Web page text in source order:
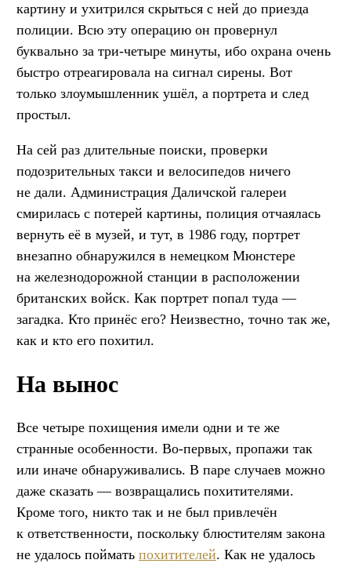
картину и ухитрился скрыться с ней до приезда
полиции. Всю эту операцию он провернул
буквально за три-четыре минуты, ибо охрана очень
быстро отреагировала на сигнал сирены. Вот
только злоумышленник ушёл, а портрета и след
простыл.
На сей раз длительные поиски, проверки
подозрительных такси и велосипедов ничего
не дали. Администрация Даличской галереи
смирилась с потерей картины, полиция отчаялась
вернуть её в музей, и тут, в 1986 году, портрет
внезапно обнаружился в немецком Мюнстере
на железнодорожной станции в расположении
британских войск. Как портрет попал туда —
загадка. Кто принёс его? Неизвестно, точно так же,
как и кто его похитил.
На вынос
Все четыре похищения имели одни и те же
странные особенности. Во-первых, пропажи так
или иначе обнаруживались. В паре случаев можно
даже сказать — возвращались похитителями.
Кроме того, никто так и не был привлечён
к ответственности, поскольку блюстителям закона
не удалось поймать похитителей. Как не удалось